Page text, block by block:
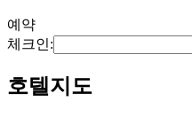
예약
체크인:
호텔지도